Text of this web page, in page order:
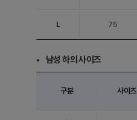
L 75
남성 하의 사이즈
구분 사이즈